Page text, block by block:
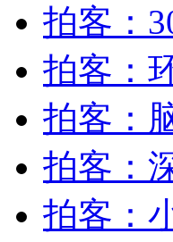
"好声音"炮轰"我是
山西运城恶犬咬伤
女孩北京地铁殴打
无痛分娩是否安全
拍客：
拍客：
拍客：
拍客：
拍客：